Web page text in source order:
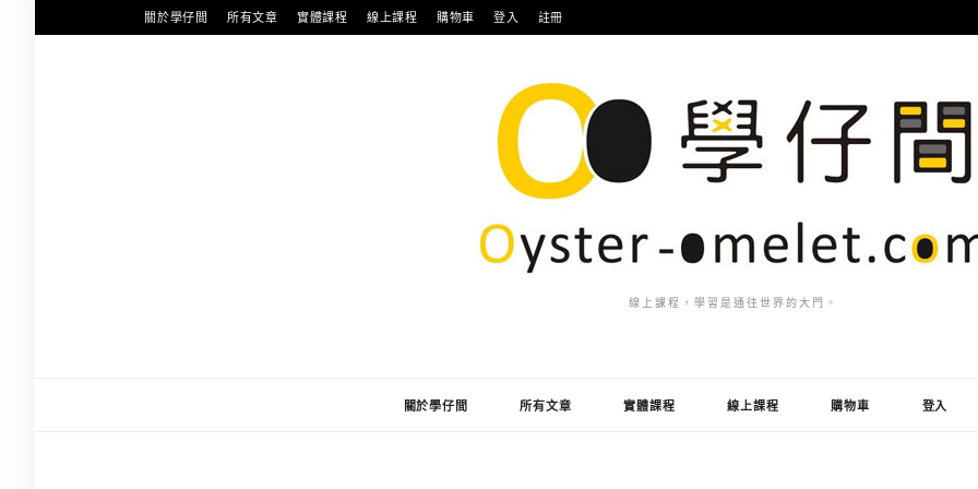
至
關於學仔間 所有文章 實體課程 線上課程 購物車 登入 註冊
線上課程，學習是通往世界的大門。
關於學仔間 所有文章 實體課程 線上課程 購物車 登入